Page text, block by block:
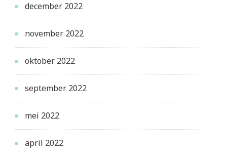
december 2022
november 2022
oktober 2022
september 2022
mei 2022
april 2022